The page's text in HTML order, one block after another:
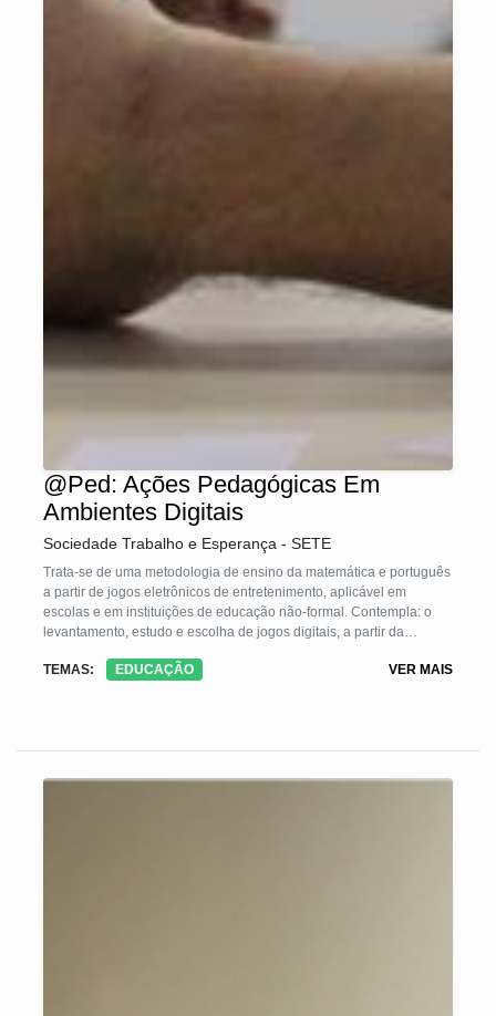
@Ped: Ações Pedagógicas Em
Ambientes Digitais
Sociedade Trabalho e Esperança - SETE
Trata-se de uma metodologia de ensino da matemática e português
a partir de jogos eletrônicos de entretenimento, aplicável em
escolas e em instituições de educação não-formal. Contempla: o
levantamento, estudo e escolha de jogos digitais, a partir da
leitura/escrita e a matemática presentes nos jogos de modo
contam com o protagonismo dos educandos, desde a escolha dos
TEMAS: EDUCAÇÃO VER MAIS